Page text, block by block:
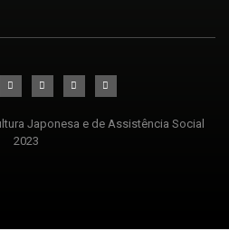
Japonesa e de Assistência Social
2023